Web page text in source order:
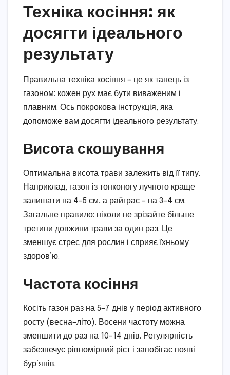
Техніка косіння: як
досягти ідеального
результату
Правильна техніка косіння – це як танець із
газоном: кожен рух має бути виваженим і
плавним. Ось покрокова інструкція, яка
допоможе вам досягти ідеального результату.
Висота скошування
Оптимальна висота трави залежить від її типу.
Наприклад, газон із тонконогу лучного краще
залишати на 4–5 см, а райграс – на 3–4 см.
Загальне правило: ніколи не зрізайте більше
третини довжини трави за один раз. Це
зменшує стрес для рослин і сприяє їхньому
здоров’ю.
Частота косіння
Косіть газон раз на 5–7 днів у період активного
росту (весна–літо). Восени частоту можна
зменшити до раз на 10–14 днів. Регулярність
забезпечує рівномірний ріст і запобігає появі
бур’янів.